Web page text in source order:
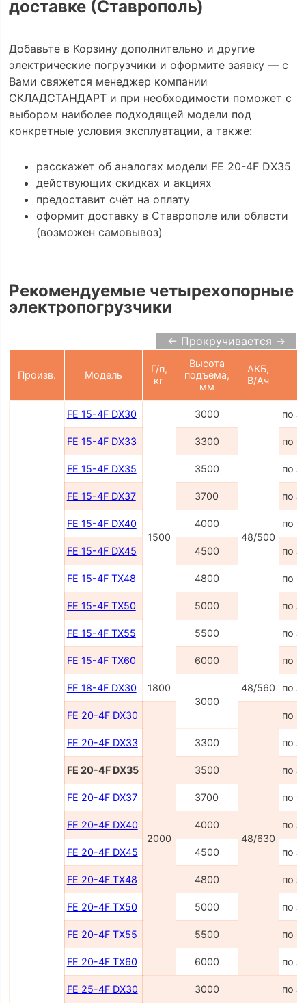
доставке (Ставрополь)
Добавьте в Корзину дополнительно и другие
электрические погрузчики и оформите заявку — с
Вами свяжется менеджер компании
СКЛАДСТАНДАРТ и при необходимости поможет с
выбором наиболее подходящей модели под
конкретные условия эксплуатации, а также:
расскажет об аналогах модели FE 20-4F DX35
действующих скидках и акциях
предоставит счёт на оплату
оформит доставку в Ставрополе или области
(возможен самовывоз)
Рекомендуемые четырехопорные
электропогрузчики
← Прокручивается →
Произв. Модель
Г/п,
кг
Высота
подъема,
мм
АКБ,
В/Ач
FE 15-4F DX30
1500
3000
48/500
по
FE 15-4F DX33 3300 по
FE 15-4F DX35 3500 по
FE 15-4F DX37 3700 по
FE 15-4F DX40 4000 по
FE 15-4F DX45 4500 по
FE 15-4F TX48 4800 по
FE 15-4F TX50 5000 по
FE 15-4F TX55 5500 по
FE 15-4F TX60 6000 по
FE 18-4F DX30
1800
3000
48/560 по
FE 20-4F DX30
2000 48/630
по
FE 20-4F DX33 3300 по
FE 20-4F DX35 3500 по
FE 20-4F DX37 3700 по
FE 20-4F DX40 4000 по
FE 20-4F DX45 4500 по
FE 20-4F TX48 4800 по
FE 20-4F TX50 5000 по
FE 20-4F TX55 5500 по
FE 20-4F TX60 6000 по
FE 25-4F DX30 3000 по